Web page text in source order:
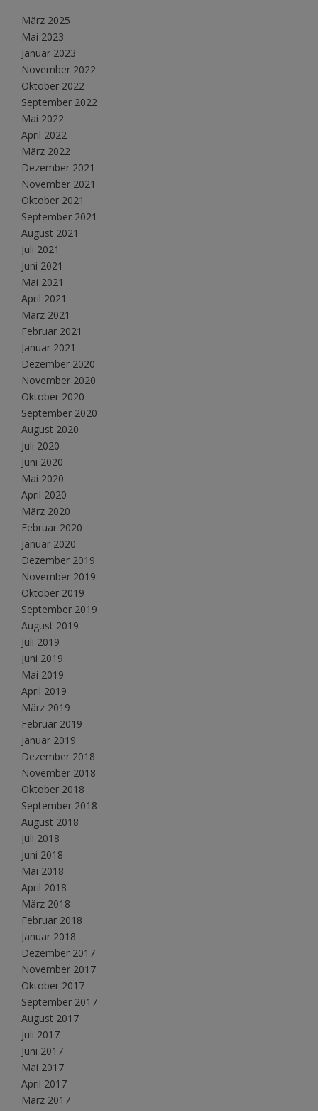
März 2025
Mai 2023
Januar 2023
November 2022
Oktober 2022
September 2022
Mai 2022
April 2022
März 2022
Dezember 2021
November 2021
Oktober 2021
September 2021
August 2021
Juli 2021
Juni 2021
Mai 2021
April 2021
März 2021
Februar 2021
Januar 2021
Dezember 2020
November 2020
Oktober 2020
September 2020
August 2020
Juli 2020
Juni 2020
Mai 2020
April 2020
März 2020
Februar 2020
Januar 2020
Dezember 2019
November 2019
Oktober 2019
September 2019
August 2019
Juli 2019
Juni 2019
Mai 2019
April 2019
März 2019
Februar 2019
Januar 2019
Dezember 2018
November 2018
Oktober 2018
September 2018
August 2018
Juli 2018
Juni 2018
Mai 2018
April 2018
März 2018
Februar 2018
Januar 2018
Dezember 2017
November 2017
Oktober 2017
September 2017
August 2017
Juli 2017
Juni 2017
Mai 2017
April 2017
März 2017